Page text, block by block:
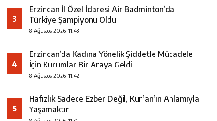
3
Erzincan İl Özel İdaresi Air Badminton’da
Türkiye Şampiyonu Oldu
8 Ağustos 2026-11:43
4
Erzincan’da Kadına Yönelik Şiddetle Mücadele
İçin Kurumlar Bir Araya Geldi
8 Ağustos 2026-11:42
5
Hafızlık Sadece Ezber Değil, Kur’an’ın Anlamıyla
Yaşamaktır